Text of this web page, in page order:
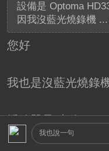
設備是 Optoma
因我沒藍光燒錄機 ...
您好
我也是沒藍光燒錄
播放器是 先鋒
我也說一句